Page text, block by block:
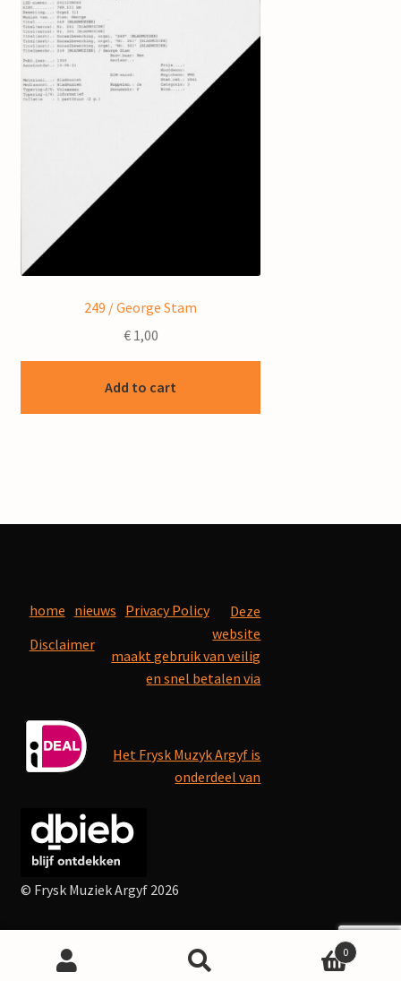
249 / George Stam
€1,00
Add to cart
home nieuws Privacy Policy
Disclaimer
Deze
website
maakt gebruik van veilig
en snel betalen via
Het Frysk Muzyk Argyf is
onderdeel van
© Frysk Muziek Argyf 2026
0